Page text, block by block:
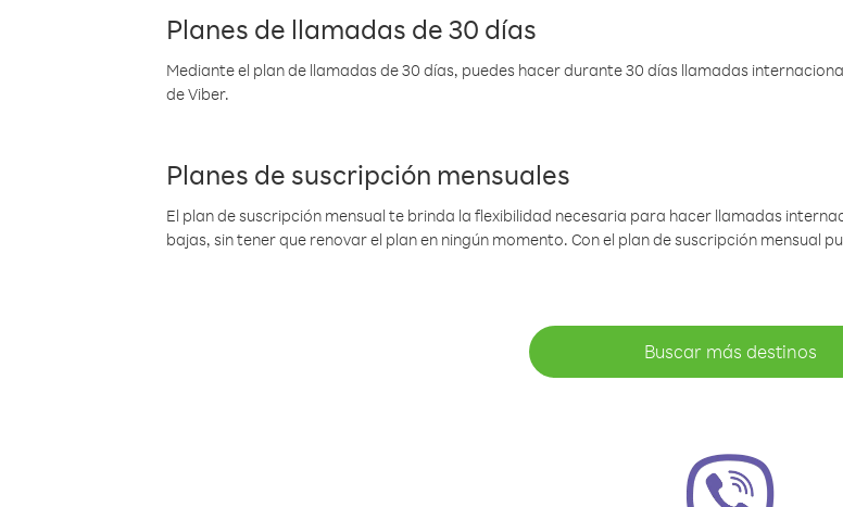
Planes de llamadas de 30 días
Mediante el plan de llamadas de 30 días, puedes hacer durante 30 días llamadas
de Viber.
Planes de suscripción mensuales
El plan de suscripción mensual te brinda la flexibilidad necesaria para hacer llamadas
bajas, sin tener que renovar el plan en ningún momento. Con el plan de suscripción mensual
Buscar más destinos